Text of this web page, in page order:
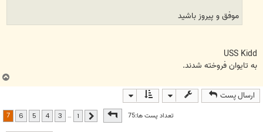
موفق و پیروز باشید
USS Kidd
به تایوان فروخته شدند.
ارسال پست
تعداد پست ها:75صفحه از7 قبلی 1
…
3
4
5
6
7